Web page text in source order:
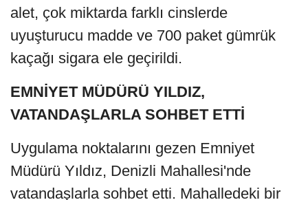
alet, çok miktarda farklı cinslerde
uyuşturucu madde ve 700 paket gümrük
kaçağı sigara ele geçirildi.
EMNİYET MÜDÜRÜ YILDIZ,
VATANDAŞLARLA SOHBET ETTİ
Uygulama noktalarını gezen Emniyet
Müdürü Yıldız, Denizli Mahallesi'nde
vatandaşlarla sohbet etti. Mahalledeki bir